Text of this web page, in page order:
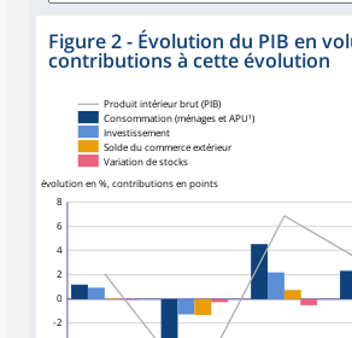
Figure 2 - Évolution du PIB en
contributions à cette évolution
0
2
4
6
8
-2
évolution en %, contributions en points
Produit intérieur brut (PIB)
Consommation (ménages et APU¹)
Investissement
Solde du commerce extérieur
Variation de stocks